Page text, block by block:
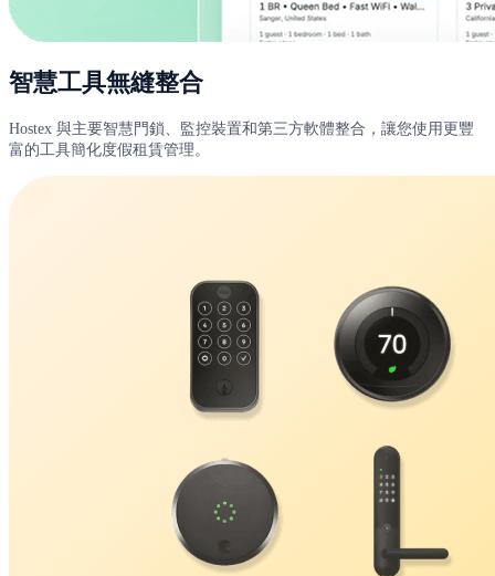
智慧工具無縫整合
Hostex 與主要智慧門鎖、監控裝置和第三方軟體整合，讓您使用更豐
富的工具簡化度假租賃管理。